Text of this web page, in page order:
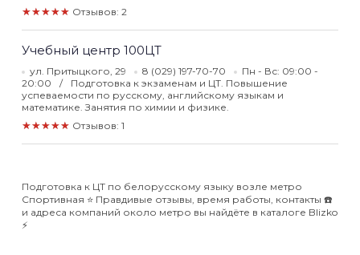
★★★★★ Отзывов: 2
Учебный центр 100ЦТ
ул. Притыцкого, 29 8 (029) 197-70-70
Пн - Вс: 09:00 -
20:00
Подготовка к экзаменам и ЦТ. Повышение
успеваемости по русскому, английскому языкам и
математике. Занятия по химии и физике.
★★★★★ Отзывов: 1
Подготовка к ЦТ по белорусскому языку возле метро
Спортивная ⭐️ Правдивые отзывы, время работы, контакты ☎️
и адреса компаний около метро вы найдёте в каталоге Blizko
⚡️